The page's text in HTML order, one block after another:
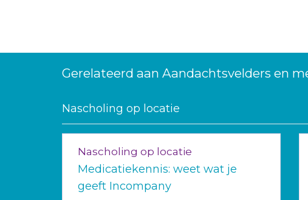
Gerelateerd aan Aandachtsvelders en
Nascholing op locatie
Nascholing op locatie
Medicatiekennis: weet wat je
geeft Incompany